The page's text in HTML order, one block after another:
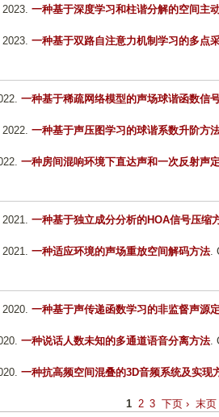
2023. 一种基于深度学习和柱谐分解的空间主
2023. 一种基于双路自注意力机制学习的多点
一种基于稀疏网络模型的声场球谐函数信
2022. 一种基于声压图学习的球谐系数升阶方
一种房间混响环境下直达声和一次反射声
2021. 一种基于独立成分分析的HOA信号压缩
2021. 一种适应环境的声场重放空间解码方法.
2020. 一种基于声传递函数学习的非监督声源
一种说话人数未知的多通道语音分离方法.
一种抗高频空间混叠的3D音频系统及实现
1 2 3 下页 › 末页